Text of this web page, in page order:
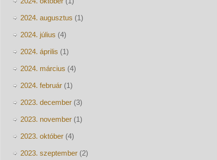
2024. augusztus (1)
2024. július (4)
2024. április (1)
2024. március (4)
2024. február(1)
2023. december(3)
2023. november(1)
2023. október(4)
2023. szeptember(2)